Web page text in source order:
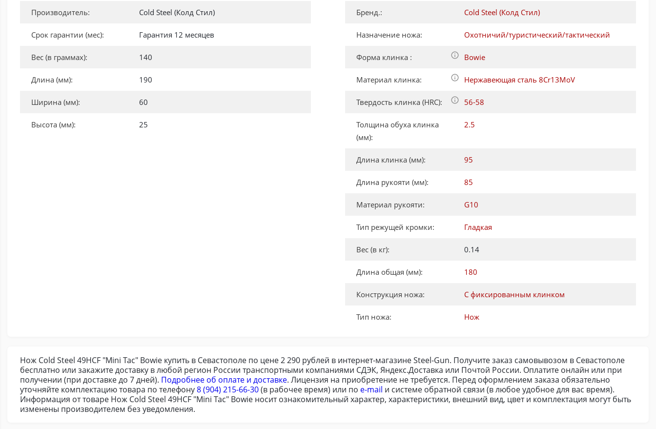
Производитель: Cold Steel (Колд Стил)
Срок гарантии (мес): Гарантия 12 месяцев
Вес (в граммах): 140
Длина (мм): 190
Ширина (мм): 60
Высота (мм): 25
Бренд.: Cold Steel (Колд Стил)
Назначение ножа: Охотничий/туристический/тактический
Форма клинка : Bowie
Материал клинка: Нержавеющая сталь 8Cr13MoV
Твердость клинка (HRC): 56-58
Толщина обуха клинка
(мм):
2.5
Длина клинка (мм): 95
Длина рукояти (мм): 85
Материал рукояти: G10
Тип режущей кромки: Гладкая
Вес (в кг): 0.14
Длина общая (мм): 180
Конструкция ножа: С фиксированным клинком
Тип ножа: Нож
Нож Cold Steel 49HCF "Mini Tac" Bowie купить в Севастополе по цене 2 290 рублей в интернет-магазине Steel-Gun. Получите заказ самовывозом в Севастополе
бесплатно или закажите доставку в любой регион России транспортными компаниями СДЭК, Яндекс.Доставка или Почтой России. Оплатите онлайн или при
получении (при доставке до 7 дней). Подробнее об оплате и доставке. Лицензия на приобретение не требуется. Перед оформлением заказа обязательно
уточняйте комплектацию товара по телефону8 (904) 215-66-30(в рабочее время) или по e-mail и системе обратной связи (в любое удобное для вас время).
Информация от товаре Нож Cold Steel 49HCF "Mini Tac" Bowie носит ознакомительный характер, характеристики, внешний вид, цвет и комплектация могут быть
изменены производителем без уведомления.